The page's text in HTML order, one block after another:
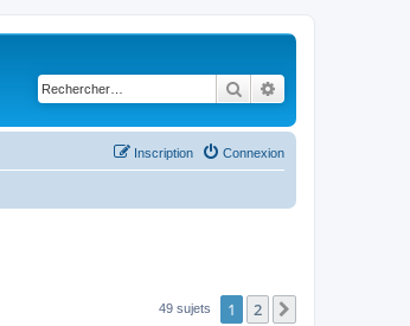
Rechercher
Connexion
Inscription
49 sujets 1 2